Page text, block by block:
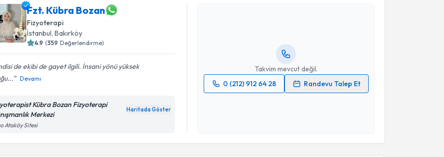
Fzt. Kübra Bozan
Fizyoterapi
İstanbul, Bakırköy
4.9 (359 Değerlendirme)
de ekibi de gayet ilgili. İnsani yönü yüksek
Devamı
Kübra Bozan Fizyoterapi
Merkezi
Haritada Göster
Ataköy Sitesi
Takvim mevcut değil.
0 (212) 912 64 28
Randevu Talep Et